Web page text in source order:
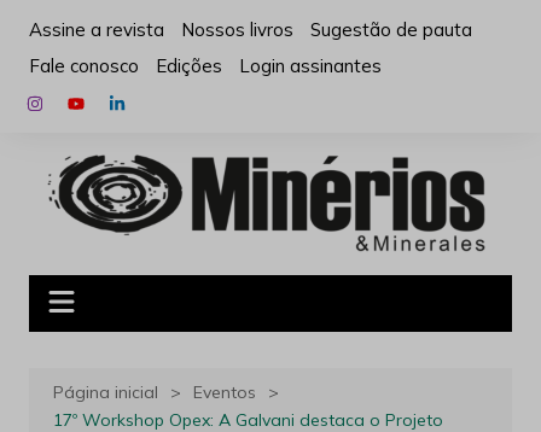
para
conteúdo
Assine a revista Nossos livros
Sugestão de pauta
Fale conosco
Edições Login assinantes
Página inicial
Eventos
17º Workshop Opex: A Galvani destaca o Projeto